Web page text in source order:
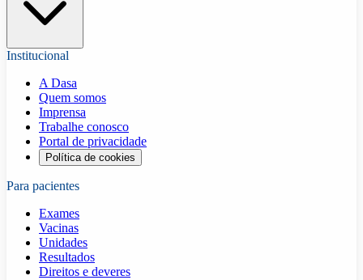
Institucional
A Dasa
Quem somos
Imprensa
Trabalhe conosco
Portal de privacidade
Política de cookies
Para pacientes
Exames
Vacinas
Unidades
Resultados
Direitos e deveres